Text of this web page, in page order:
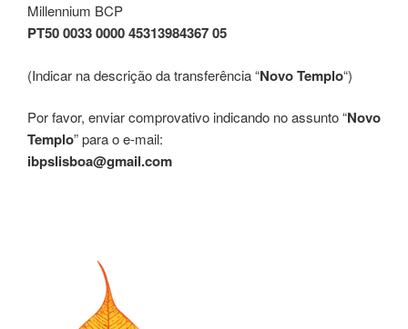
Millennium BCP
PT50 0033 0000 45313984367 05
(Indicar na descrição da transferência “Novo Templo“)
Por favor, enviar comprovativo indicando no assunto “Novo
Templo” para o e-mail:
ibpslisboa@gmail.com